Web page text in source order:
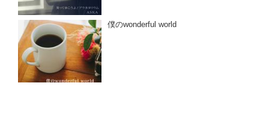
僕のwonderful world